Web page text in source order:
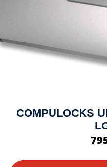
COMPULOCKS